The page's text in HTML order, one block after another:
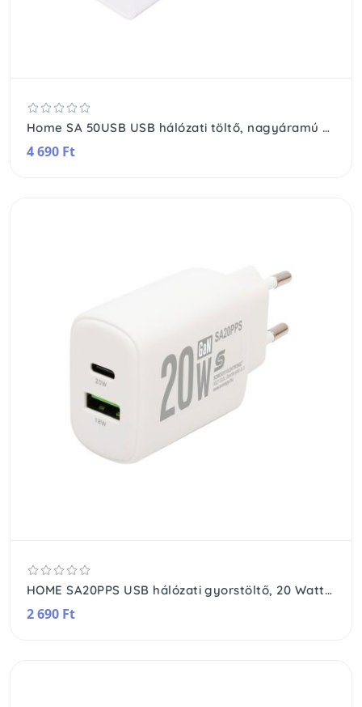
Home SA 50USB USB hálózati töltő, nagyáramú gyorstöltés, 4db 5V/3,1 A megosztott USB kimenet
4 690 Ft
HOME SA20PPS USB hálózati gyorstöltő, 20 Watt, 2in1: USB-A + USB-C aljzat, QC + PD + PPS gyorstöltés, GaN technológia
2 690 Ft